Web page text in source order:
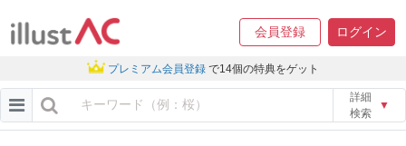
会員登録 ログイン
プレミアム会員登録 で14個の特典をゲット
詳細
検索
▼